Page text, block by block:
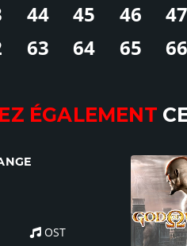
44 45 46 47
63 64 65 66
ÉGALEMENT
OST